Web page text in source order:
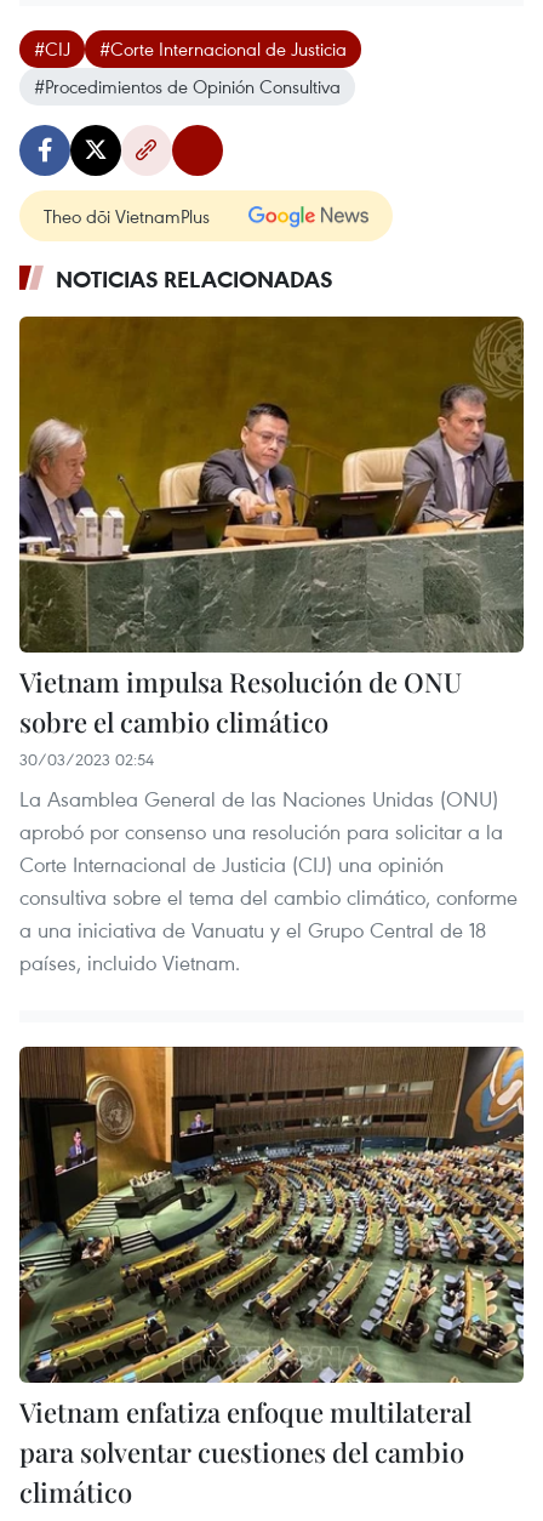
#CIJ
#Corte Internacional de Justicia
#Procedimientos de Opinión Consultiva
Theo dõi VietnamPlus
NOTICIAS RELACIONADAS
Vietnam impulsa Resolución de ONU
sobre el cambio climático
30/03/2023 02:54
La Asamblea General de las Naciones Unidas (ONU)
aprobó por consenso una resolución para solicitar a la
Corte Internacional de Justicia (CIJ) una opinión
consultiva sobre el tema del cambio climático, conforme
a una iniciativa de Vanuatu y el Grupo Central de 18
países, incluido Vietnam.
Vietnam enfatiza enfoque multilateral
para solventar cuestiones del cambio
climático